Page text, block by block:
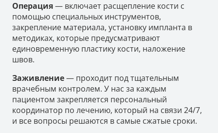
Операция— включает расщепление кости с
помощью специальных инструментов,
закрепление материала, установку импланта в
методиках, которые предусматривают
единовременную пластику кости, наложение
швов.
Заживление— проходит под тщательным
врачебным контролем. У нас за каждым
пациентом закрепляется персональный
координатор по лечению, который на связи 24/7,
и все вопросы решаются в самые сжатые сроки.